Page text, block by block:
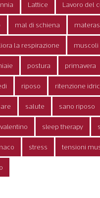
Lattice Lavoro del
mal di schiena
la respirazione muscoli
postura primavera
riposo ritenzione
salute sano riposo
sleep therapy
stress tensioni